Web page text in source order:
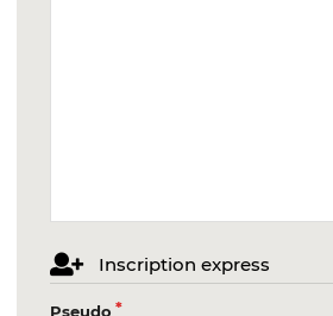
Inscription express
Pseudo